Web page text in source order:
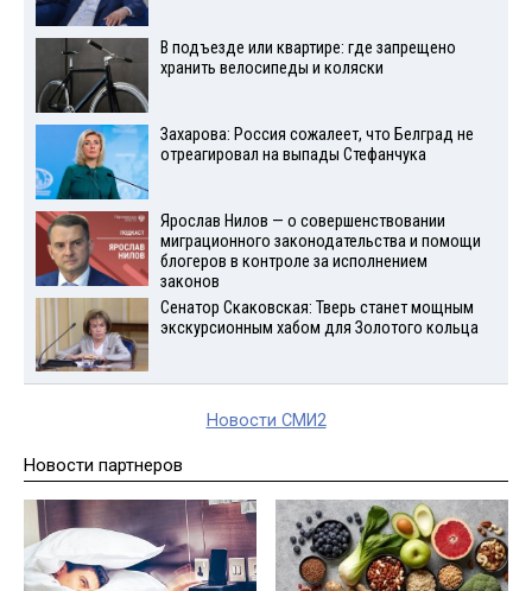
В подъезде или квартире: где запрещено
хранить велосипеды и коляски
Захарова: Россия сожалеет, что Белград не
отреагировал на выпады Стефанчука
Ярослав Нилов — о совершенствовании
миграционного законодательства и помощи
блогеров в контроле за исполнением
законов
Сенатор Скаковская: Тверь станет мощным
экскурсионным хабом для Золотого кольца
Новости СМИ2
Новости партнеров